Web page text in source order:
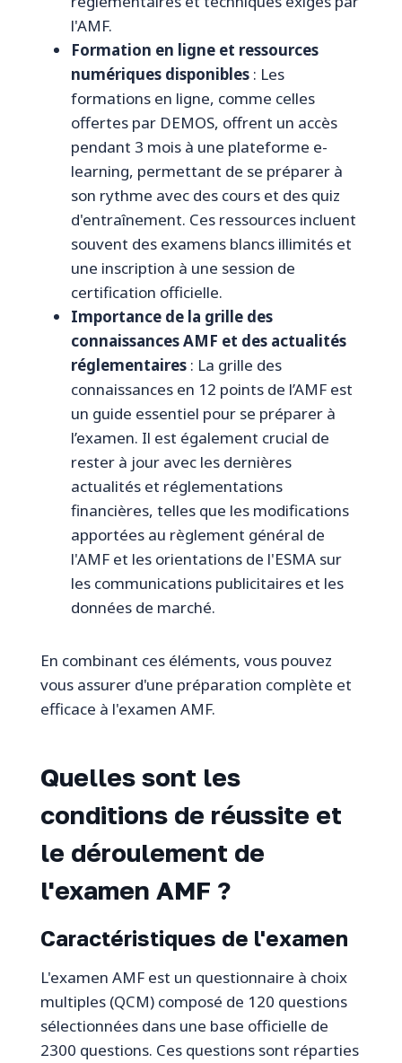
l'AMF.
Formation en ligne et ressources
numériques disponibles: Les
formations en ligne, comme celles
offertes par DEMOS, offrent un accès
pendant 3 mois à une plateforme e-
learning, permettant de se préparer à
son rythme avec des cours et des quiz
d'entraînement. Ces ressources incluent
souvent des examens blancs illimités et
une inscription à une session de
certification officielle.
Importance de la grille des
connaissances AMF et des actualités
réglementaires: La grille des
connaissances en 12 points de l’AMF est
un guide essentiel pour se préparer à
l’examen. Il est également crucial de
rester à jour avec les dernières
actualités et réglementations
financières, telles que les modifications
apportées au règlement général de
l'AMF et les orientations de l'ESMA sur
les communications publicitaires et les
données de marché.
En combinant ces éléments, vous pouvez
vous assurer d'une préparation complète et
efficace à l'examen AMF.
Quelles sont les
conditions de réussite et
le déroulement de
l'examen AMF ?
Caractéristiques de l'examen
L'examen AMF est un questionnaire à choix
multiples (QCM) composé de 120 questions
sélectionnées dans une base officielle de
2300 questions. Ces questions sont réparties